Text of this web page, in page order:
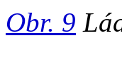
Obr. 9